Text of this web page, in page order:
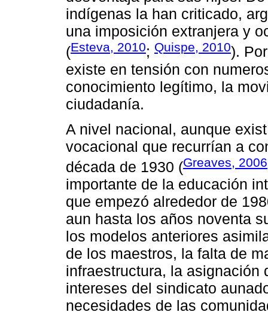
indígenas la han criticado,
una imposición extranjera y
(Esteva, 2010; Quispe, 2010).
existe en tensión con
conocimiento legítimo, la
ciudadanía.
A nivel nacional, aunque
vocacional que recurrían a
década de 1930 (Greaves, 2006
importante de la educación
que empezó alrededor de
aun hasta los años noventa
los modelos anteriores
de los maestros, la falta de
infraestructura, la asignación
intereses del sindicato
necesidades de las